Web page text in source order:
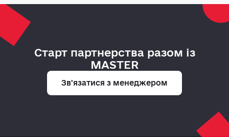
Cтарт партнерства разом із
MASTER
Зв'язатися з менеджером